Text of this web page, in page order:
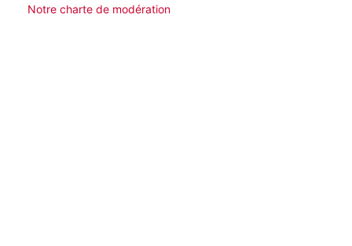
Notre charte de modération